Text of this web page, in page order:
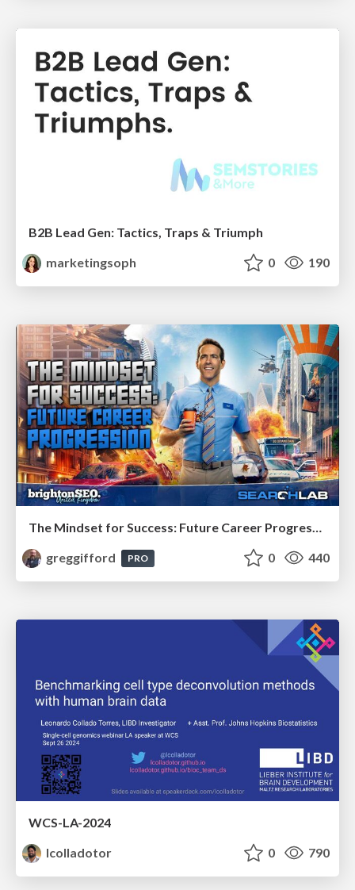
B2B Lead Gen: Tactics, Traps & Triumph
marketingsoph
0 190
The Mindset for Success: Future Career Progression
greggifford
PRO 0 440
WCS-LA-2024
lcolladotor
0 790